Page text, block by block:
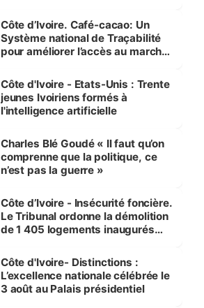
Côte d’Ivoire. Café-cacao: Un
Système national de Traçabilité
pour améliorer l’accès au marché
Côte d'Ivoire - Etats-Unis : Trente
jeunes Ivoiriens formés à
l'intelligence artificielle
Charles Blé Goudé « Il faut qu’on
comprenne que la politique, ce
n’est pas la guerre »
Côte d’Ivoire - Insécurité foncière.
Le Tribunal ordonne la démolition
de 1 405 logements inaugurés
Bassam
Côte d'Ivoire- Distinctions :
L’excellence nationale célébrée le
3 août au Palais présidentiel